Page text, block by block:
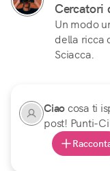
Cercatori
Un modo
della ricca
Sciacca.
Ciaocosa ti
post! Punti-